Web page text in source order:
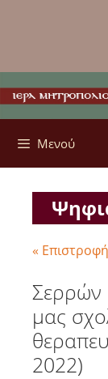
Μενού
«
Σερρών
μας
2022)